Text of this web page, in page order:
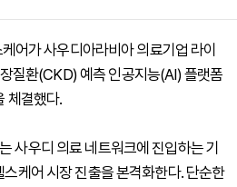
어가 사우디아라비아 의료기업 라이
질환(CKD) 예측 인공지능(AI) 플랫폼
체결했다.
사우디 의료 네트워크에 진입하는 기
케어 시장 진출을 본격화한다. 단순한